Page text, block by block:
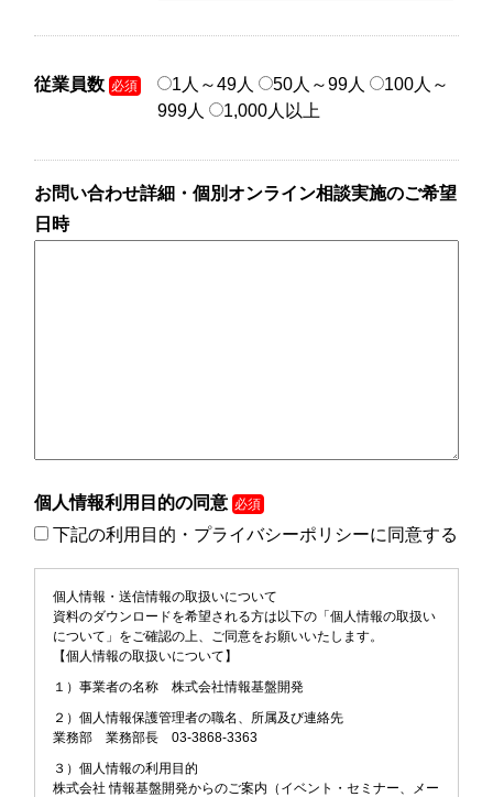
従業員数 必須 1人～49人 50人～99人
100人～
999人
1,000人以上
お問い合わせ詳細・個別オンライン相談実施のご希望
日時
個人情報利用目的の同意 必須
下記の利用目的・プライバシーポリシーに同意する
個人情報・送信情報の取扱いについて
資料のダウンロードを希望される方は以下の「個人情報の取扱い
について」をご確認の上、ご同意をお願いいたします。
【個人情報の取扱いについて】
１）事業者の名称 株式会社情報基盤開発
２）個人情報保護管理者の職名、所属及び連絡先
業務部 業務部長 03-3868-3363
３）個人情報の利用目的
株式会社 情報基盤開発からのご案内（イベント・セミナー、メー